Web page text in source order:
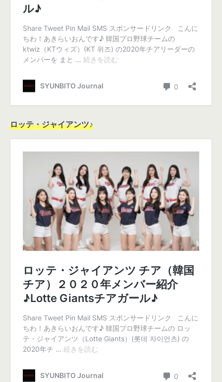
ロッテ・ジャイアンツ♪